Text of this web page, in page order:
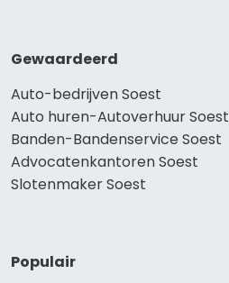
Gewaardeerd
Auto-bedrijven Soest
Auto huren-Autoverhuur Soest
Banden-Bandenservice Soest
Advocatenkantoren Soest
Slotenmaker Soest
Populair